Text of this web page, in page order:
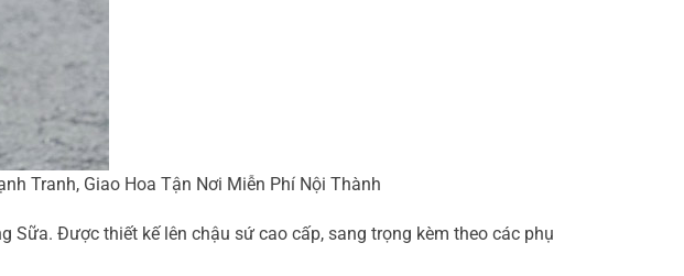
Tranh, Giao Hoa Tận Nơi Miễn Phí Nội Thành
Sữa. Được thiết kế lên chậu sứ cao cấp, sang trọng kèm theo các phụ